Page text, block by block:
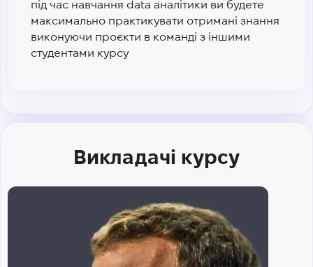
під час навчання data аналітики ви будете
максимально практикувати отримані знання
виконуючи проєкти в команді з іншими
студентами курсу
Викладачі курсу